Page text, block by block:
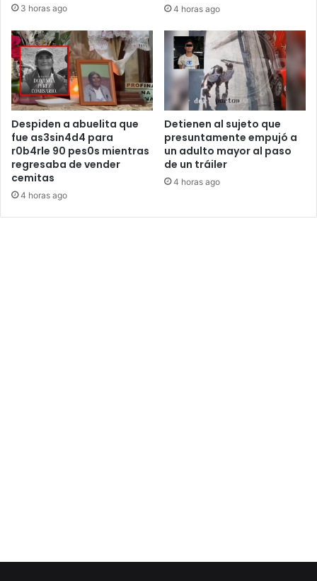
3 horas ago 4 horas ago
Despiden a abuelita que
fue as3sin4d4 para
r0b4rle 90 pes0s mientras
regresaba de vender
cemitas
4 horas ago
Detienen al sujeto que
presuntamente empujó a
un adulto mayor al paso
de un tráiler
4 horas ago